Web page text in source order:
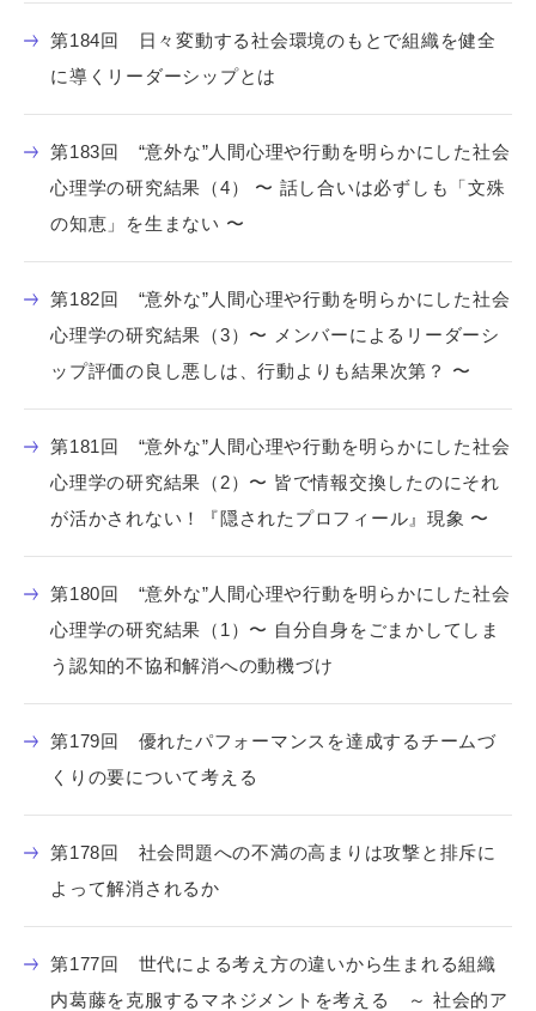
第184回 日々変動する社会環境のもとで組織を健全
に導くリーダーシップとは
第183回 “意外な”人間心理や行動を明らかにした社会
心理学の研究結果（4） 〜 話し合いは必ずしも「文殊
の知恵」を生まない 〜
第182回 “意外な”人間心理や行動を明らかにした社会
心理学の研究結果（3）〜 メンバーによるリーダーシ
ップ評価の良し悪しは、行動よりも結果次第？ 〜
第181回 “意外な”人間心理や行動を明らかにした社会
心理学の研究結果（2）〜 皆で情報交換したのにそれ
が活かされない！『隠されたプロフィール』現象 〜
第180回 “意外な”人間心理や行動を明らかにした社会
心理学の研究結果（1）〜 自分自身をごまかしてしま
う認知的不協和解消への動機づけ
第179回 優れたパフォーマンスを達成するチームづ
くりの要について考える
第178回 社会問題への不満の高まりは攻撃と排斥に
よって解消されるか
第177回 世代による考え方の違いから生まれる組織
内葛藤を克服するマネジメントを考える ～ 社会的ア